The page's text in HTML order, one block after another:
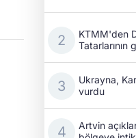
KTMM'den
Tatarlarının
Ukrayna,
vurdu
Artvin